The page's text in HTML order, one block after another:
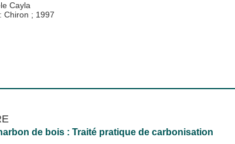
Cayla
Chiron ; 1997
de bois : Traité pratique de carbonisation